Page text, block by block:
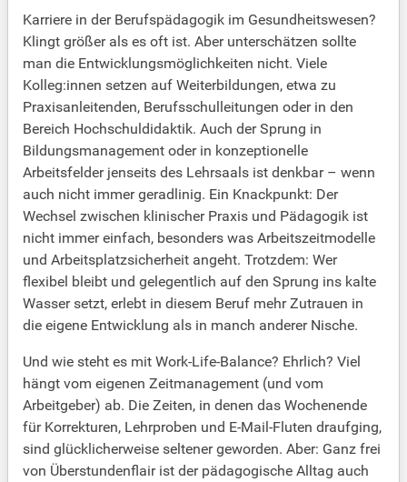
Karriere in der Berufspädagogik im Gesundheitswesen?
Klingt größer als es oft ist. Aber unterschätzen sollte
man die Entwicklungsmöglichkeiten nicht. Viele
Kolleg:innen setzen auf Weiterbildungen, etwa zu
Praxisanleitenden, Berufsschulleitungen oder in den
Bereich Hochschuldidaktik. Auch der Sprung in
Bildungsmanagement oder in konzeptionelle
Arbeitsfelder jenseits des Lehrsaals ist denkbar – wenn
auch nicht immer geradlinig. Ein Knackpunkt: Der
Wechsel zwischen klinischer Praxis und Pädagogik ist
nicht immer einfach, besonders was Arbeitszeitmodelle
und Arbeitsplatzsicherheit angeht. Trotzdem: Wer
flexibel bleibt und gelegentlich auf den Sprung ins kalte
Wasser setzt, erlebt in diesem Beruf mehr Zutrauen in
die eigene Entwicklung als in manch anderer Nische.
Und wie steht es mit Work-Life-Balance? Ehrlich? Viel
hängt vom eigenen Zeitmanagement (und vom
Arbeitgeber) ab. Die Zeiten, in denen das Wochenende
für Korrekturen, Lehrproben und E-Mail-Fluten draufging,
sind glücklicherweise seltener geworden. Aber: Ganz frei
von Überstundenflair ist der pädagogische Alltag auch